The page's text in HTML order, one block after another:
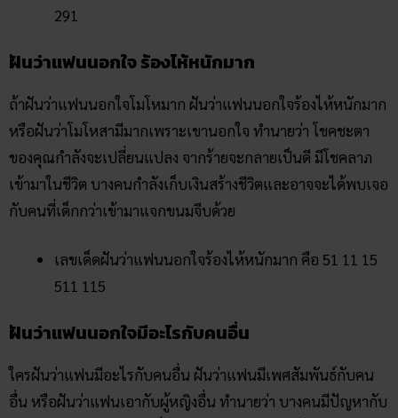
291
ฝันว่าแฟนนอกใจ ร้องไห้หนักมาก
ถ้าฝันว่าแฟนนอกใจโมโหมาก ฝันว่าแฟนนอกใจร้องไห้หนักมาก
หรือฝันว่าโมโหสามีมากเพราะเขานอกใจ ทำนายว่า โชคชะตา
ของคุณกำลังจะเปลี่ยนแปลง จากร้ายจะกลายเป็นดี มีโชคลาภ
เข้ามาในชีวิต บางคนกำลังเก็บเงินสร้างชีวิตและอาจจะได้พบเจอ
กับคนที่เด็กกว่าเข้ามาแจกขนมจีบด้วย
เลขเด็ดฝันว่าแฟนนอกใจร้องไห้หนักมาก คือ 51 11 15
511 115
ฝันว่าแฟนนอกใจมีอะไรกับคนอื่น
ใครฝันว่าแฟนมีอะไรกับคนอื่น ฝันว่าแฟนมีเพศสัมพันธ์กับคน
อื่น หรือฝันว่าแฟนเอากับผู้หญิงอื่น ทำนายว่า บางคนมีปัญหากับ